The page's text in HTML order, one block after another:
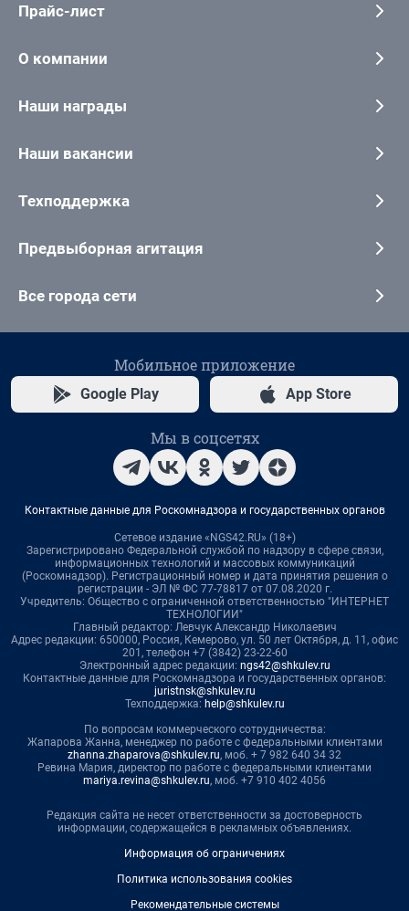
Прайс-лист
О компании
Наши награды
Наши вакансии
Техподдержка
Предвыборная агитация
Все города сети
Мобильное приложение
Google Play App Store
Мы в соцсетях
Контактные данные для Роскомнадзора и государственных органов
Сетевое издание «NGS42.RU» (18+)
Зарегистрировано Федеральной службой по надзору в сфере связи,
информационных технологий и массовых коммуникаций
(Роскомнадзор). Регистрационный номер и дата принятия решения о
регистрации - ЭЛ № ФС 77-78817 от 07.08.2020 г.
Учредитель: Общество с ограниченной ответственностью "ИНТЕРНЕТ
ТЕХНОЛОГИИ"
Главный редактор: Левчук Александр Николаевич
Адрес редакции: 650000, Россия, Кемерово, ул. 50 лет Октября, д. 11, офис
201, телефон +7 (3842) 23-22-60
Электронный адрес редакции: ngs42@shkulev.ru
Контактные данные для Роскомнадзора и государственных органов:
juristnsk@shkulev.ru
Техподдержка: help@shkulev.ru
По вопросам коммерческого сотрудничества:
Жапарова Жанна, менеджер по работе с федеральными клиентами
zhanna.zhaparova@shkulev.ru, моб. + 7 982 640 34 32
Ревина Мария, директор по работе с федеральными клиентами
mariya.revina@shkulev.ru, моб. +7 910 402 4056
Редакция сайта не несет ответственности за достоверность
информации, содержащейся в рекламных объявлениях.
Информация об ограничениях
Политика использования cookies
Рекомендательные системы